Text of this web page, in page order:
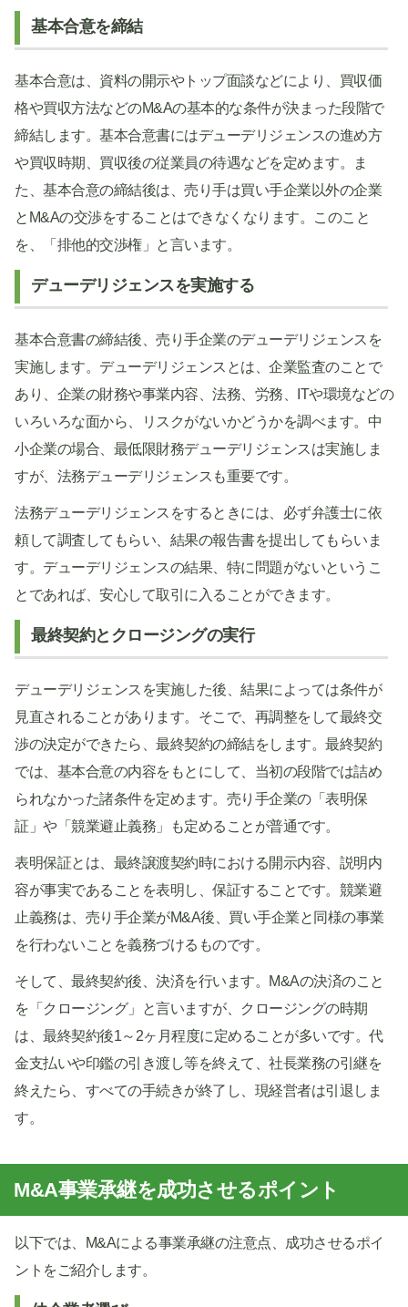
基本合意を締結
基本合意は、資料の開示やトップ面談などにより、買収価
格や買収方法などのM&Aの基本的な条件が決まった段階で
締結します。基本合意書にはデューデリジェンスの進め方
や買収時期、買収後の従業員の待遇などを定めます。ま
た、基本合意の締結後は、売り手は買い手企業以外の企業
とM&Aの交渉をすることはできなくなります。このこと
を、「排他的交渉権」と言います。
デューデリジェンスを実施する
基本合意書の締結後、売り手企業のデューデリジェンスを
実施します。デューデリジェンスとは、企業監査のことで
あり、企業の財務や事業内容、法務、労務、ITや環境などの
いろいろな面から、リスクがないかどうかを調べます。中
小企業の場合、最低限財務デューデリジェンスは実施しま
すが、法務デューデリジェンスも重要です。
法務デューデリジェンスをするときには、必ず弁護士に依
頼して調査してもらい、結果の報告書を提出してもらいま
す。デューデリジェンスの結果、特に問題がないというこ
とであれば、安心して取引に入ることができます。
最終契約とクロージングの実行
デューデリジェンスを実施した後、結果によっては条件が
見直されることがあります。そこで、再調整をして最終交
渉の決定ができたら、最終契約の締結をします。最終契約
では、基本合意の内容をもとにして、当初の段階では詰め
られなかった諸条件を定めます。売り手企業の「表明保
証」や「競業避止義務」も定めることが普通です。
表明保証とは、最終譲渡契約時における開示内容、説明内
容が事実であることを表明し、保証することです。競業避
止義務は、売り手企業がM&A後、買い手企業と同様の事業
を行わないことを義務づけるものです。
そして、最終契約後、決済を行います。M&Aの決済のこと
を「クロージング」と言いますが、クロージングの時期
は、最終契約後1～2ヶ月程度に定めることが多いです。代
金支払いや印鑑の引き渡し等を終えて、社長業務の引継を
終えたら、すべての手続きが終了し、現経営者は引退しま
す。
M&A事業承継を成功させるポイント
以下では、M&Aによる事業承継の注意点、成功させるポイ
ントをご紹介します。